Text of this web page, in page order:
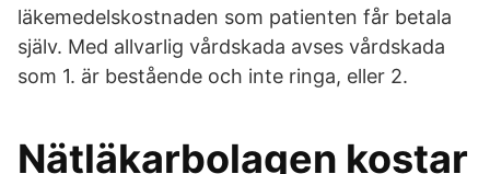
läkemedelskostnaden som patienten får betala
själv. Med allvarlig vårdskada avses vårdskada
som 1. är bestående och inte ringa, eller 2.
Nätläkarbolagen kostar